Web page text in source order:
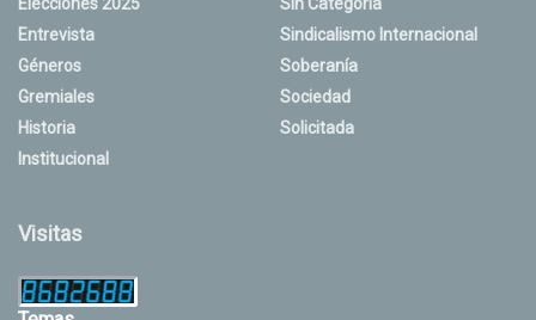
Elecciones 2025
Entrevista
Géneros
Gremiales
Historia
Institucional
Sin Categoría
Sindicalismo Internacional
Soberanía
Sociedad
Solicitada
Visitas